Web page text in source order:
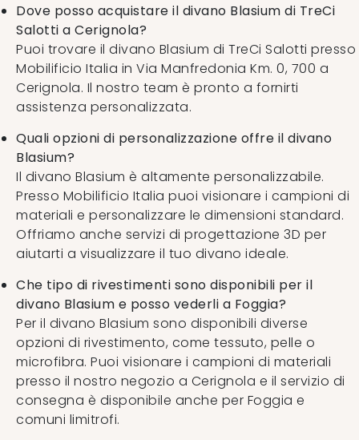
Dove posso acquistare il divano Blasium di TreCi
Salotti a Cerignola?
Puoi trovare il divano Blasium di TreCi Salotti presso
Mobilificio Italia in Via Manfredonia Km. 0, 700 a
Cerignola. Il nostro team è pronto a fornirti
assistenza personalizzata.
Quali opzioni di personalizzazione offre il divano
Blasium?
Il divano Blasium è altamente personalizzabile.
Presso Mobilificio Italia puoi visionare i campioni di
materiali e personalizzare le dimensioni standard.
Offriamo anche servizi di progettazione 3D per
aiutarti a visualizzare il tuo divano ideale.
Che tipo di rivestimenti sono disponibili per il
divano Blasium e posso vederli a Foggia?
Per il divano Blasium sono disponibili diverse
opzioni di rivestimento, come tessuto, pelle o
microfibra. Puoi visionare i campioni di materiali
presso il nostro negozio a Cerignola e il servizio di
consegna è disponibile anche per Foggia e
comuni limitrofi.